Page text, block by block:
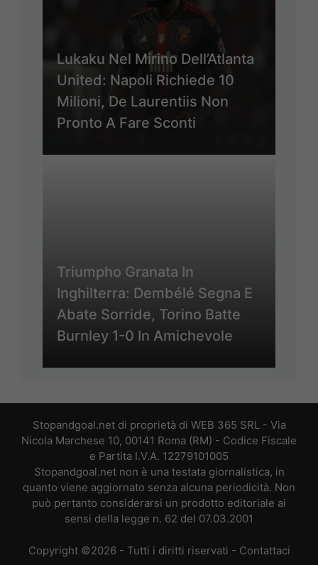
Lukaku Nel Mirino Dell’Atlanta
United: Napoli Richiede 10
Milioni, De Laurentiis Non
Pronto A Fare Sconti
Triumpho Granata In
Inghilterra: Dembélé Segna E
Abate Sorride, Torino Batte
Burnley 1-0 In Amichevole
Stopandgoal.net di proprietà di WEB 365 SRL - Via
Nicola Marchese 10, 00141 Roma (RM) - Codice Fiscale
e Partita I.V.A. 12279101005
Stopandgoal.net non è una testata giornalistica, in
quanto viene aggiornato senza alcuna periodicità. Non
può pertanto considerarsi un prodotto editoriale ai
sensi della legge n. 62 del 07.03.2001
Copyright ©2026 - Tutti i diritti riservati - Contattaci